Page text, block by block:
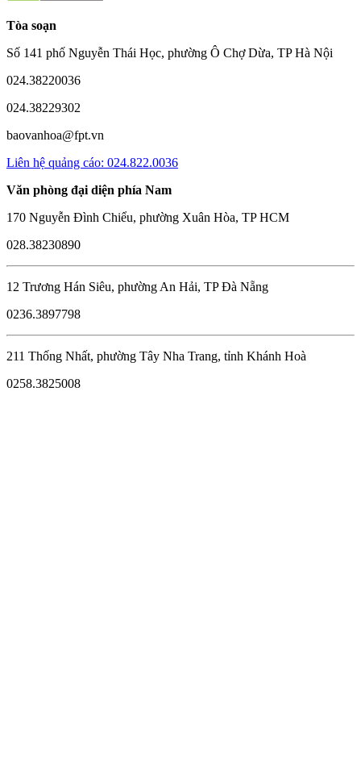
Tòa soạn
Số 141 phố Nguyễn Thái Học, phường Ô Chợ Dừa, TP Hà Nội
024.38220036
024.38229302
baovanhoa@fpt.vn
Liên hệ quảng cáo: 024.822.0036
Văn phòng đại diện phía Nam
170 Nguyễn Đình Chiểu, phường Xuân Hòa, TP HCM
028.38230890
12 Trương Hán Siêu, phường An Hải, TP Đà Nẵng
0236.3897798
211 Thống Nhất, phường Tây Nha Trang, tỉnh Khánh Hoà
0258.3825008